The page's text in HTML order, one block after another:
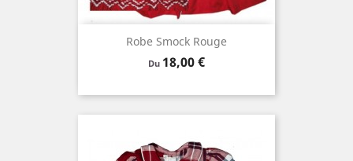
Robe Smock Rouge
Du Prix
18,00 €